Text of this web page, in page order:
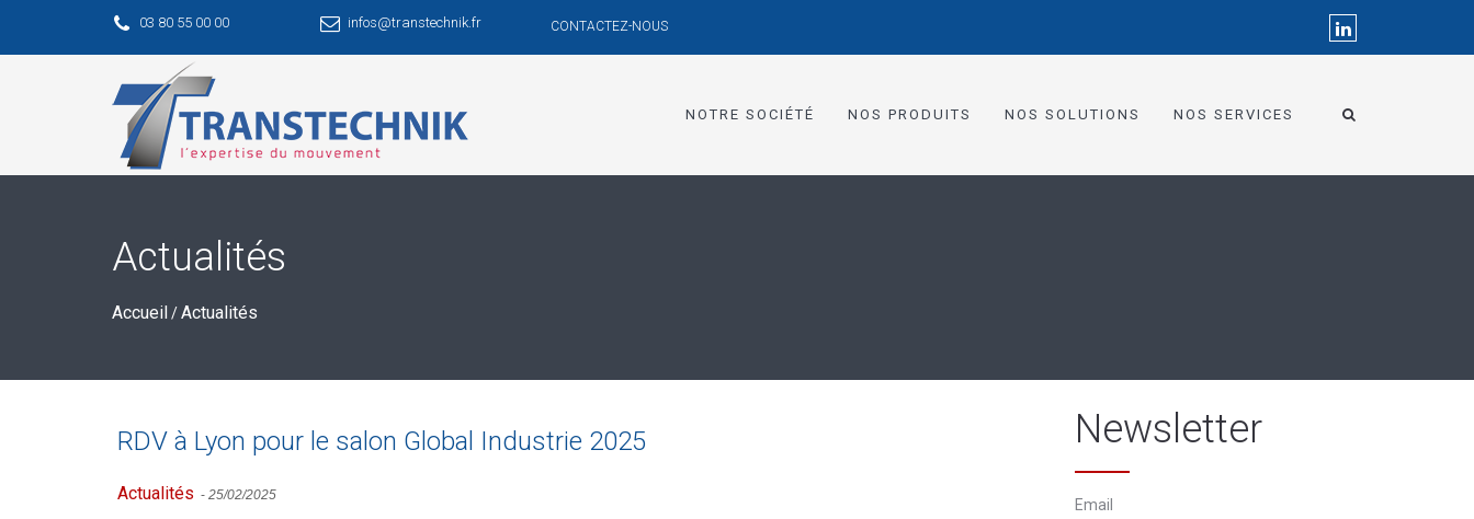
03 80 55 00 00 infos@transtechnik.fr CONTACTEZ-NOUS
NOTRE SOCIÉTÉ NOS PRODUITS NOS SOLUTIONS NOS SERVICES
Actualités
Accueil/Actualités
RDV à Lyon pour le salon Global Industrie 2025
Actualités - 25/02/2025
Newsletter